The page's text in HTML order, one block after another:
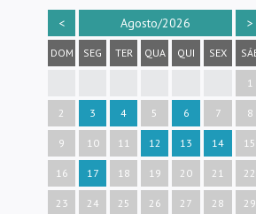
< Agosto/2026 >
DOM SEG TER QUA QUI SEX
1
2 3 4 5 6 7 8
9 10 11 12 13 14 15
16 17 18 19 20 21 22
23 24 25 26 27 28 29